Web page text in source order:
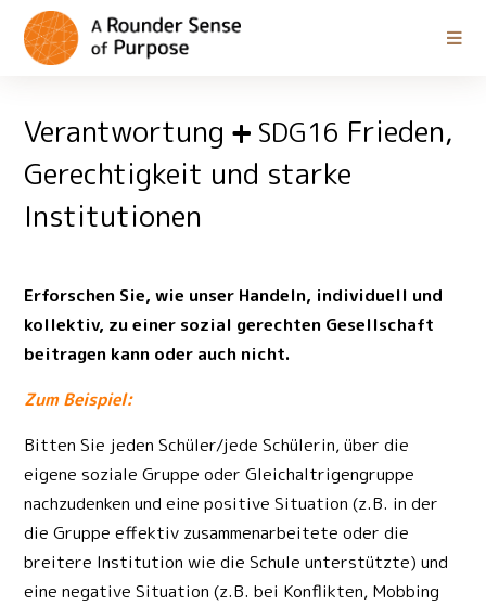
Verantwortung SDG16 Frieden,
Gerechtigkeit und starke
Institutionen
Erforschen Sie, wie unser Handeln, individuell und
kollektiv, zu einer sozial gerechten Gesellschaft
beitragen kann oder auch nicht.
Zum Beispiel:
Bitten Sie jeden Schüler/jede Schülerin, über die
eigene soziale Gruppe oder Gleichaltrigengruppe
nachzudenken und eine positive Situation (z.B. in der
die Gruppe effektiv zusammenarbeitete oder die
breitere Institution wie die Schule unterstützte) und
eine negative Situation (z.B. bei Konflikten, Mobbing